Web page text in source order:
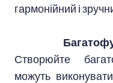
гармонійний і
Створюйте
можуть